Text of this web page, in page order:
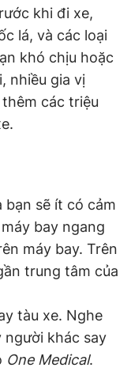
khi đi xe,
lá, và các loại
khó chịu hoặc
nhiều gia vị
các triệu
sẽ ít có cảm
bay ngang
máy bay. Trên
trung tâm của
tàu xe. Nghe
người khác say
One Medical.